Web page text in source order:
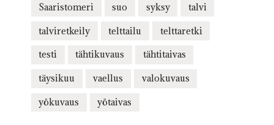
Saaristomeri suo syksy talvi
talviretkeily telttailu telttaretki
testi tähtikuvaus tähtitaivas
täysikuu vaellus valokuvaus
yökuvaus yötaivas